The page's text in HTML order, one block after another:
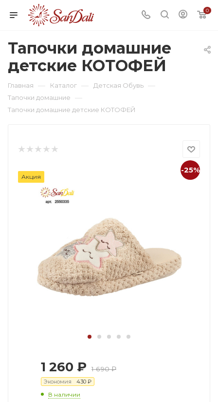
0
Тапочки домашние
детские КОТОФЕЙ
Главная — Каталог — Детская Обувь —
Тапочки домашние —
Тапочки домашние детские КОТОФЕЙ
-25%
Акция
1 260 ₽ 1 690₽
Экономия 430 ₽
В наличии